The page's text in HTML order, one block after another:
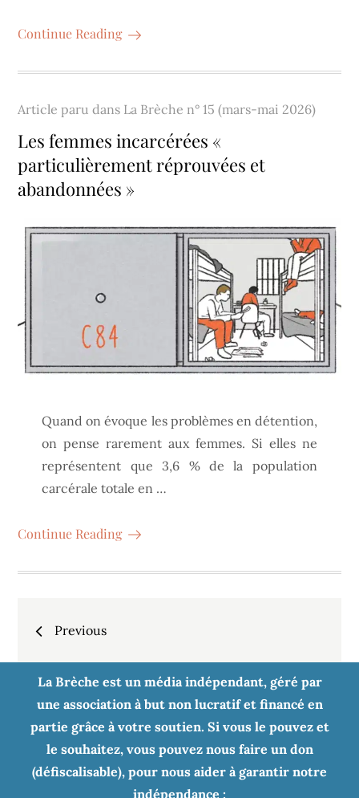
Continue Reading
Article paru dans La Brèche n° 15 (mars-mai 2026)
Les femmes incarcérées «
particulièrement réprouvées et
abandonnées »
Quand on évoque les problèmes en détention,
on pense rarement aux femmes. Si elles ne
représentent que 3,6 % de la population
carcérale totale en …
Continue Reading
Navigation
des
articles
Previous
La Brèche est un média indépendant, géré par
une association à but non lucratif et financé en
partie grâce à votre soutien. Si vous le pouvez et
le souhaitez, vous pouvez nous faire un don
(défiscalisable), pour nous aider à garantir notre
indépendance :